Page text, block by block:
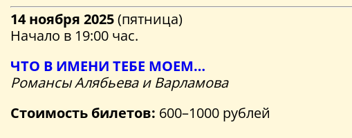
14 ноября 2025(пятница)
Начало в 19:00 час.
ЧТО В ИМЕНИ ТЕБЕ МОЕМ…
Романсы Алябьева и Варламова
Стоимость билетов: 600–1000 рублей